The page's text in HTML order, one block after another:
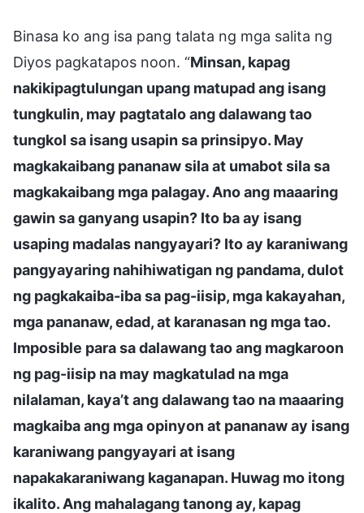
Binasa ko ang isa pang talata ng mga salita ng
Diyos pagkatapos noon. “Minsan, kapag
nakikipagtulungan upang matupad ang isang
tungkulin, may pagtatalo ang dalawang tao
tungkol sa isang usapin sa prinsipyo. May
magkakaibang pananaw sila at umabot sila sa
magkakaibang mga palagay. Ano ang maaaring
gawin sa ganyang usapin? Ito ba ay isang
usaping madalas nangyayari? Ito ay karaniwang
pangyayaring nahihiwatigan ng pandama, dulot
ng pagkakaiba-iba sa pag-iisip, mga kakayahan,
mga pananaw, edad, at karanasan ng mga tao.
Imposible para sa dalawang tao ang magkaroon
ng pag-iisip na may magkatulad na mga
nilalaman, kaya’t ang dalawang tao na maaaring
magkaiba ang mga opinyon at pananaw ay isang
karaniwang pangyayari at isang
napakakaraniwang kaganapan. Huwag mo itong
ikalito. Ang mahalagang tanong ay, kapag